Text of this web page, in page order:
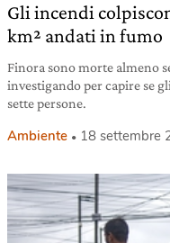
Gli incendi
km² andati in fumo
Finora sono morte almeno
investigando per capire se
sette persone.
Ambiente 18 settembre